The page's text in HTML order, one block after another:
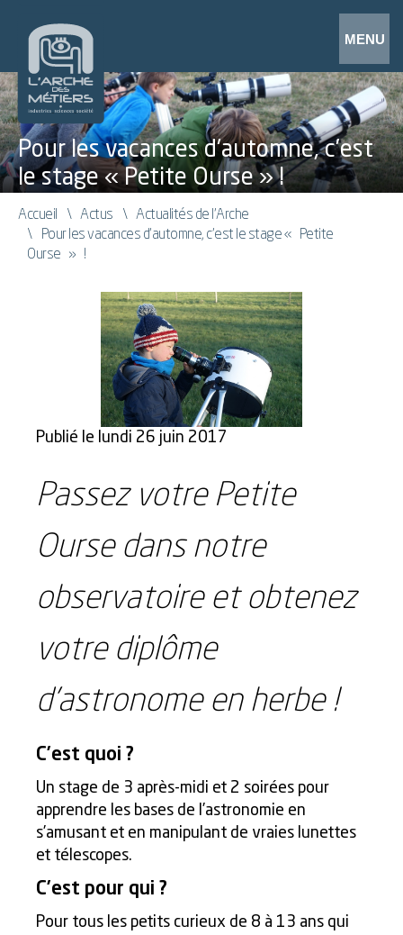
Pour les vacances d'automne, c’est
le stage « Petite Ourse » !
Accueil Actus
Actualités de l'Arche
Pour les vacances d'automne, c’est le stage « Petite
Ourse » !
Publié le lundi 26 juin 2017
Passez votre Petite
Ourse dans notre
observatoire et obtenez
votre diplôme
d’astronome en herbe !
C’est quoi ?
Un stage de 3 après-midi et 2 soirées pour
apprendre les bases de l’astronomie en
s’amusant et en manipulant de vraies lunettes
et télescopes.
C’est pour qui ?
Pour tous les petits curieux de 8 à 13 ans qui